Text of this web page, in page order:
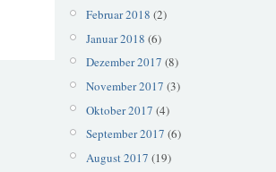
Februar 2018 (2)
Januar 2018 (6)
Dezember 2017 (8)
November 2017 (3)
Oktober 2017 (4)
September 2017 (6)
August 2017 (19)